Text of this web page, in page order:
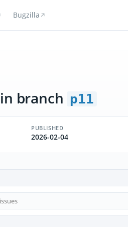
Bugzilla
in branch p11
PUBLISHED
2026-02-04